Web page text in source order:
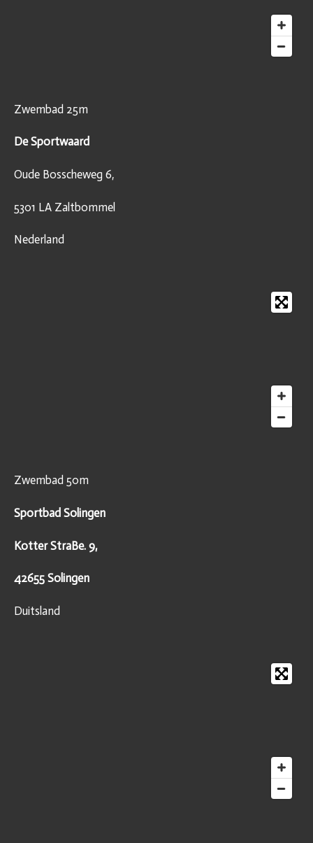
Zwembad 25m
De Sportwaard
Oude Bosscheweg 6,
5301 LA Zaltbommel
Nederland
Zwembad 50m
Sportbad Solingen
Kotter StraBe. 9,
42655 Solingen
Duitsland